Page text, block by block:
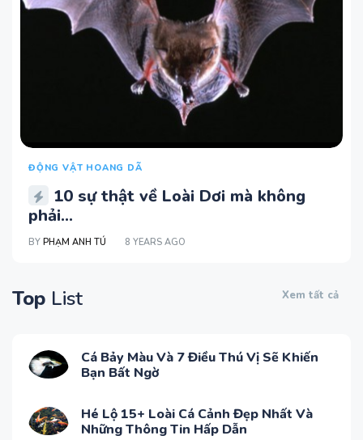
ĐỘNG VẬT HOANG DÃ
10 sự thật về Loài Dơi mà không
phải...
BY PHẠM ANH TÚ 8 YEARS AGO
Top List Xem tất cả
Cá Bảy Màu Và 7 Điều Thú Vị Sẽ Khiến
Bạn Bất Ngờ
Hé Lộ 15+ Loài Cá Cảnh Đẹp Nhất Và
Những Thông Tin Hấp Dẫn